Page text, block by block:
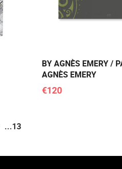
BY AGNÈS EMERY /
AGNÈS EMERY
€120
...13